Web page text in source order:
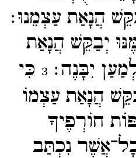
הֲנָאַת עַצְמֵנוּ׃
יְבַקֵּשׁ הֲנָאַת
יִבָּנֶה׃3 כִּי
הֲנָאַת עַצְמוֹ
חוֹרְפֶיךָ
נִכְתַּב